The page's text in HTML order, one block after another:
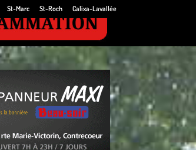
St-Marc St-Roch Calixa-Lavallée